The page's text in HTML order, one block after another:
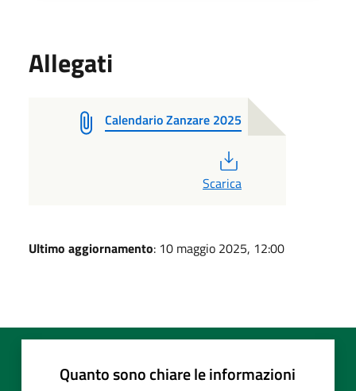
Allegati
Calendario Zanzare 2025
Scarica
Ultimo aggiornamento: 10 maggio 2025, 12:00
Quanto sono chiare le informazioni